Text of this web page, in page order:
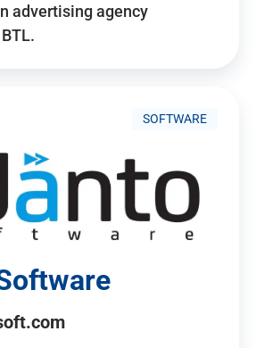
advertising agency
SOFTWARE